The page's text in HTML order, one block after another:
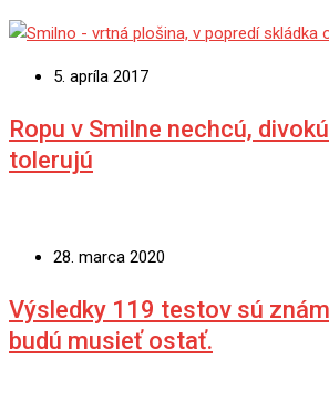
5. apríla 2017
Ropu v Smilne nechcú,
tolerujú
28. marca 2020
Výsledky 119 testov sú
budú musieť ostať.